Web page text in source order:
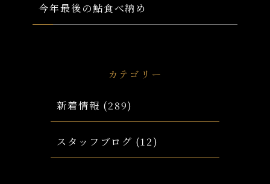
今年最後の鮎食べ納め
カテゴリー
新着情報 (289)
スタッフブログ (12)